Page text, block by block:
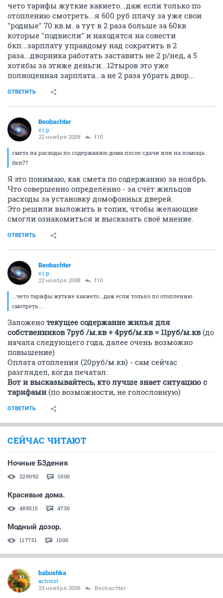
чето тарифы жуткие какието...даж если только по
отоплению смотреть...я 600 руб плачу за уже свои
"родные" 70 кв.м. а тут в 2 раза больше за 60кв
которые "подвисли" и находятся на совести
бкп...зарплату управдому над сократить в 2
раза...дворника работать заставить не 2 р/нед, а 5
хотябы за этиже деньги...12тыров это уже
полноценная зарплата...а не 2 раза убрать двор...
ОТВЕТИТЬ
Beobachter
v.i.p.
22 ноября 2008 f10
смета на расходы по содержанию дома после сдачи или на помощь
бкп7?
Я это понимаю, как смета по содержанию за ноябрь.
Что совершенно определённо - за счёт жильцов
расходы за установку домофонных дверей.
Это решили выложить в топик, чтобы желающие
cмогли ознакомиться и высказать своё мнение.
ОТВЕТИТЬ
Beobachter
v.i.p.
22 ноября 2008 f10
...чето тарифы жуткие какието...даж если только по отоплению
смотреть...
Заложено текущее содержание жилья для
собственников 7руб /м.кв + 4руб/м.кв = 11руб/м.кв(до
начала следующего года, далее очень возможно
повышение)
Оплата отопления (20руб/м.кв) - сам сейчас
разглядел, когда печатал.
Вот и высказывайтесь, кто лучше знает ситуацию с
тарифами(по возможности, не голословную)
ОТВЕТИТЬ
СЕЙЧАС ЧИТАЮТ
Ночные БЗдения
229092 1000
Красивые дома.
488515 4730
Модный дозор.
117751 1000
babushka
activist
23 ноября 2008 Beobachter